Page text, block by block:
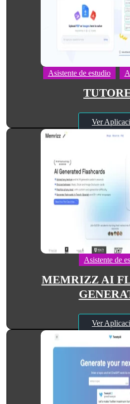
Asistente de estudio
Ver
Asistente de
MEMRIZZ AI
Ver